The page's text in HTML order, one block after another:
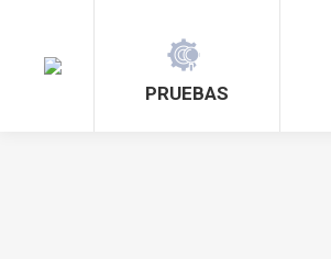
PRUEBAS